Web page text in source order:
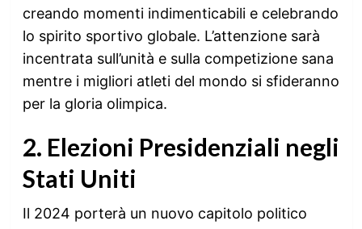
creando momenti indimenticabili e celebrando
lo spirito sportivo globale. L’attenzione sarà
incentrata sull’unità e sulla competizione sana
mentre i migliori atleti del mondo si sfideranno
per la gloria olimpica.
2. Elezioni Presidenziali negli
Stati Uniti
Il 2024 porterà un nuovo capitolo politico